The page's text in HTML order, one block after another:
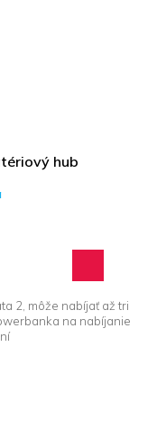
hub
2, môže nabíjať až tri
na nabíjanie